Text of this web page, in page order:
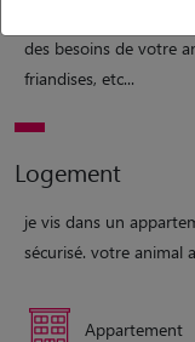
des besoins de votre
friandises, etc...
Logement
je vis dans un
sécurisé. votre animal
Appartement